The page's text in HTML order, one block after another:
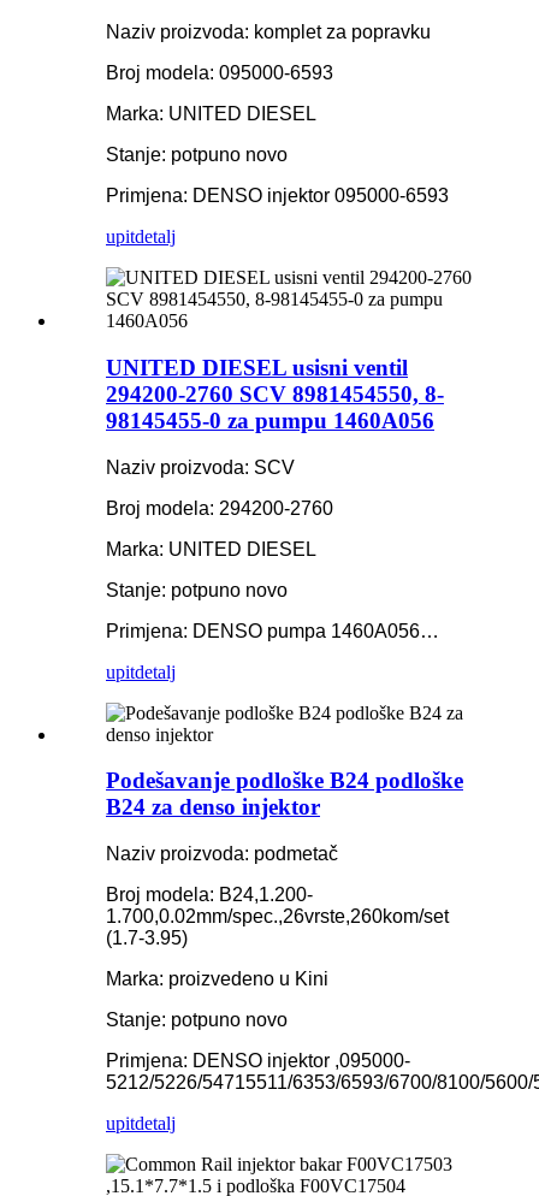
Naziv proizvoda: komplet za popravku
Broj modela: 095000-6593
Marka: UNITED DIESEL
Stanje: potpuno novo
Primjena: DENSO injektor 095000-6593
upitdetalj
UNITED DIESEL usisni ventil
294200-2760 SCV 8981454550, 8-
98145455-0 za pumpu 1460A056
Naziv proizvoda: SCV
Broj modela: 294200-2760
Marka: UNITED DIESEL
Stanje: potpuno novo
Primjena: DENSO pumpa 1460A056…
upitdetalj
Podešavanje podloške B24 podloške
B24 za denso injektor
Naziv proizvoda: podmetač
Broj modela: B24,1.200-
1.700,0.02mm/spec.,26vrste,260kom/set
(1.7-3.95)
Marka: proizvedeno u Kini
Stanje: potpuno novo
Primjena: DENSO injektor ,095000-
5212/5226/54715511/6353/6593/6700/8100/
upitdetalj